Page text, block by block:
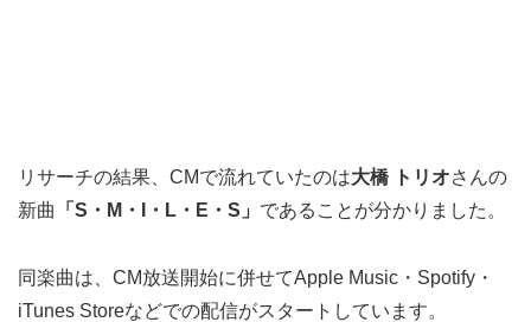
リサーチの結果、CMで流れていたのは大橋 トリオさんの
新曲
「S・M・I・L・E・S」 であることが分かりました。
同楽曲は、CM放送開始に併せてApple Music・Spotify・
iTunes Storeなどでの配信がスタートしています。